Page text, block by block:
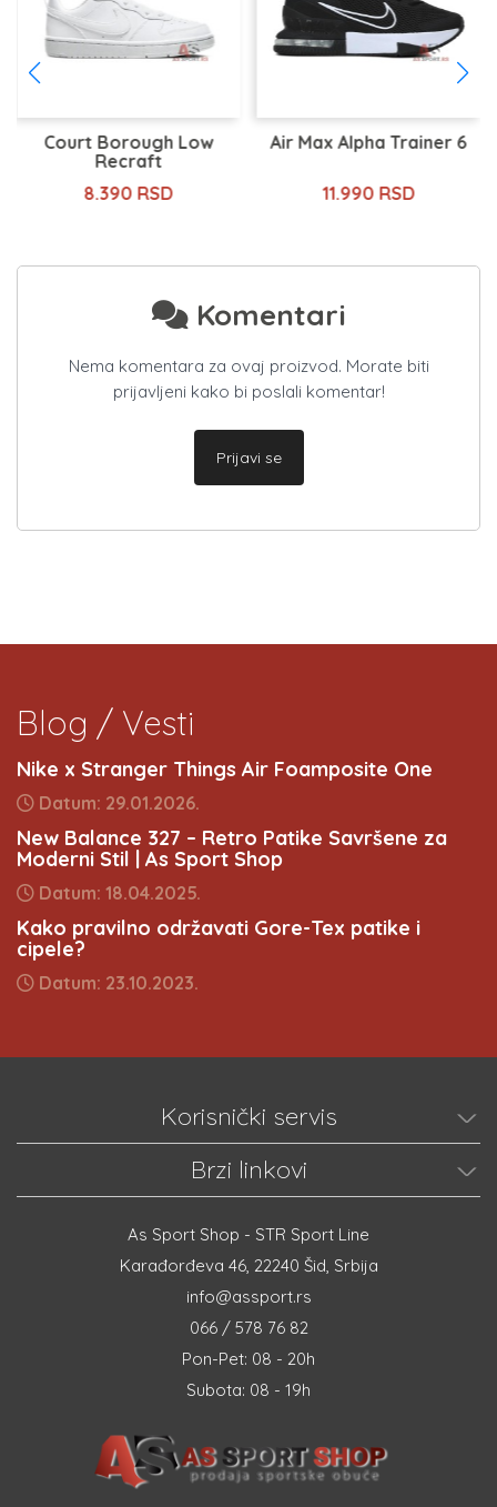
Court Borough Low
Recraft
8.390 RSD
Air Max Alpha Trainer 6
11.990 RSD
Komentari
Nema komentara za ovaj proizvod. Morate biti
prijavljeni kako bi poslali komentar!
Prijavi se
Blog / Vesti
Nike x Stranger Things Air Foamposite One
Datum: 29.01.2026.
New Balance 327 – Retro Patike Savršene za
Moderni Stil | As Sport Shop
Datum: 18.04.2025.
Kako pravilno održavati Gore-Tex patike i
cipele?
Datum: 23.10.2023.
Korisnički servis
Brzi linkovi
As Sport Shop - STR Sport Line
Karađorđeva 46, 22240 Šid, Srbija
info@assport.rs
066 / 578 76 82
Pon-Pet: 08 - 20h
Subota: 08 - 19h